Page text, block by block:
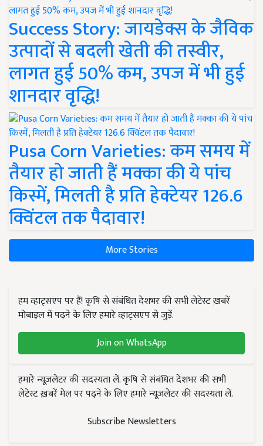
Success Story: जायडेक्स के जैविक
उत्पादों से बदली खेती की तस्वीर,
लागत हुई 50% कम, उपज में भी हुई
शानदार वृद्धि!
Pusa Corn Varieties: कम समय में
तैयार हो जाती हैं मक्का की ये पांच
किस्में, मिलती है प्रति हेक्टेयर 126.6
क्विंटल तक पैदावार!
More Stories
हम व्हाट्सएप पर हैं! कृषि से संबंधित देशभर की सभी लेटेस्ट ख़बरें
मोबाइल में पढ़ने के लिए हमारे व्हाट्सएप से जुड़ें.
Join on WhatsApp
हमारे न्यूज़लेटर की सदस्यता लें. कृषि से संबंधित देशभर की सभी
लेटेस्ट ख़बरें मेल पर पढ़ने के लिए हमारे न्यूज़लेटर की सदस्यता लें.
Subscribe Newsletters